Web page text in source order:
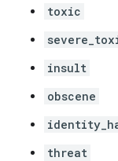
toxic
insult
obscene
threat